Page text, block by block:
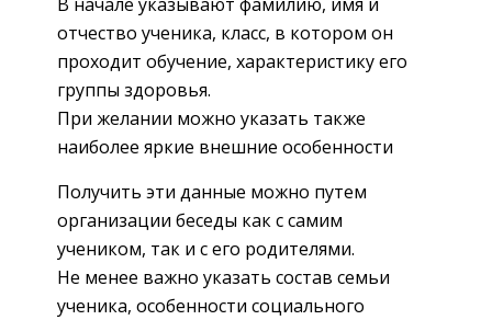
отчество ученика, класс, в котором он
проходит обучение, характеристику его
группы здоровья.
При желании можно указать также
наиболее яркие внешние особенности
Получить эти данные можно путем
организации беседы как с самим
учеником, так и с его родителями.
Не менее важно указать состав семьи
ученика, особенности социального